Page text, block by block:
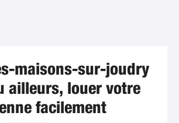
maisons-sur-joudry
ailleurs, louer votre
facilement